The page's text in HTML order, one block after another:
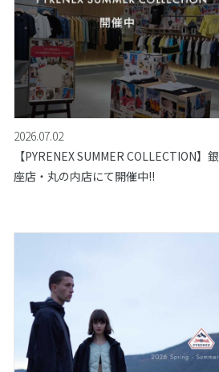
2026.07.02
【PYRENEX SUMMER COLLECTION】銀
座店・丸の内店にて開催中!!